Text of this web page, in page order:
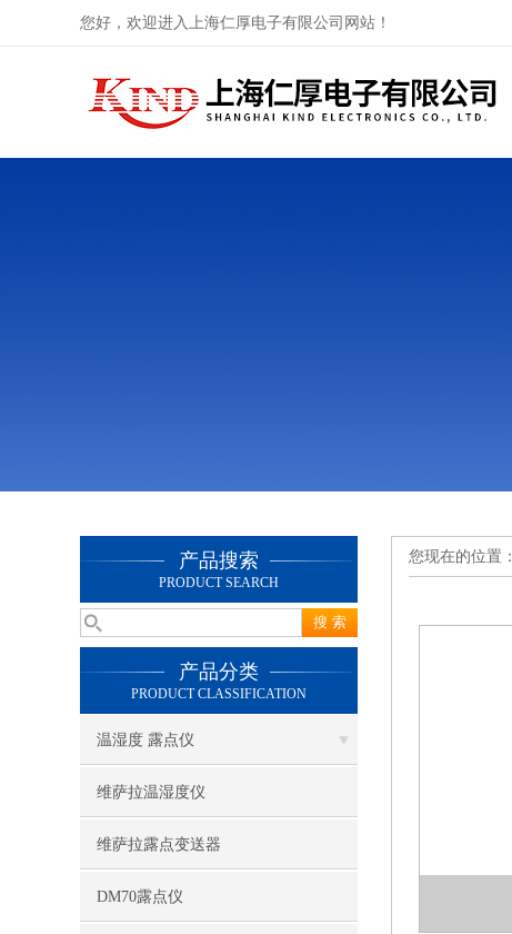
您好，欢迎进入上海仁厚电子有限公司网站！
产品搜索
PRODUCT SEARCH
产品分类
PRODUCT CLASSIFICATION
温湿度 露点仪
维萨拉温湿度仪
维萨拉露点变送器
DM70露点仪
您现在的位置：